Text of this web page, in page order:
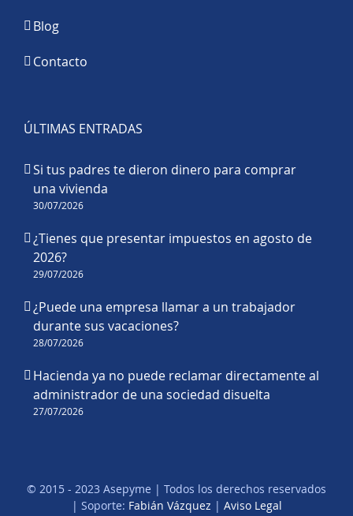
Blog
Contacto
ÚLTIMAS ENTRADAS
Si tus padres te dieron dinero para comprar
una vivienda
30/07/2026
¿Tienes que presentar impuestos en agosto de
2026?
29/07/2026
¿Puede una empresa llamar a un trabajador
durante sus vacaciones?
28/07/2026
Hacienda ya no puede reclamar directamente al
administrador de una sociedad disuelta
27/07/2026
© 2015 - 2023 Asepyme | Todos los derechos reservados
| Soporte: Fabián Vázquez | Aviso Legal